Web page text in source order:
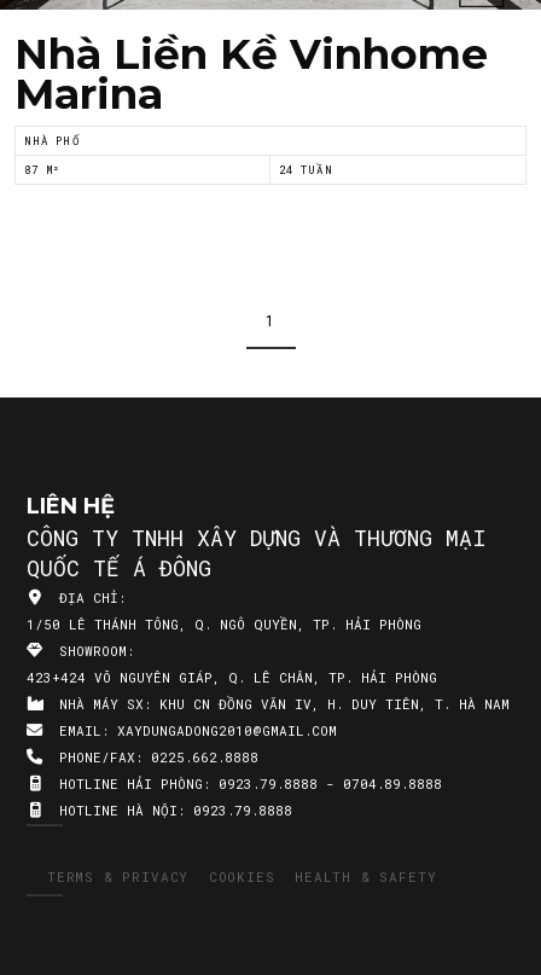
Nhà Liền Kề Vinhome
Marina
NHÀ PHỐ
87 M² 24 TUẦN
1
LIÊN HỆ
CÔNG TY TNHH XÂY DỰNG VÀ THƯƠNG MẠI
QUỐC TẾ Á ĐÔNG
ĐỊA CHỈ:
1/50 LÊ THÁNH TÔNG, Q. NGÔ QUYỀN, TP. HẢI PHÒNG
SHOWROOM:
423+424 VÕ NGUYÊN GIÁP, Q. LÊ CHÂN, TP. HẢI PHÒNG
NHÀ MÁY SX: KHU CN ĐỒNG VĂN IV, H. DUY TIÊN, T. HÀ NAM
EMAIL: XAYDUNGADONG2010@GMAIL.COM
PHONE/FAX: 0225.662.8888
HOTLINE HẢI PHÒNG: 0923.79.8888 - 0704.89.8888
HOTLINE HÀ NỘI: 0923.79.8888
TERMS & PRIVACY COOKIES HEALTH & SAFETY